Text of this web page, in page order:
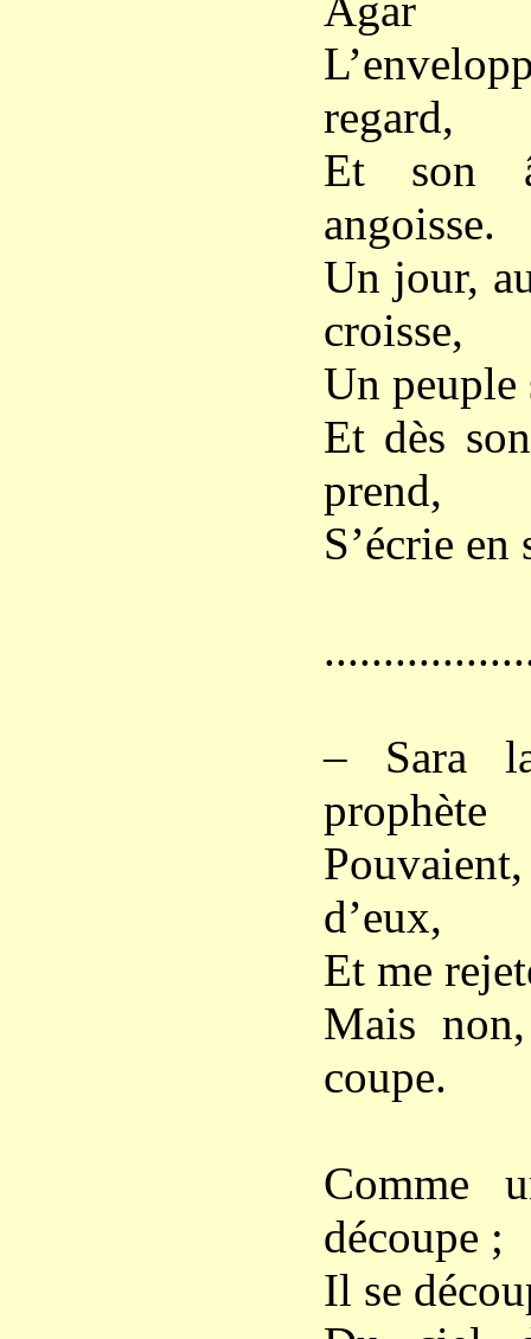
regard,
Et son
angoisse.
Un jour,
croisse,
Un peuple
Et dès
prend,
S’écrie
– Sara
prophète
d’eux,
Et me
Mais
coupe.
Comme
découpe ;
Il se